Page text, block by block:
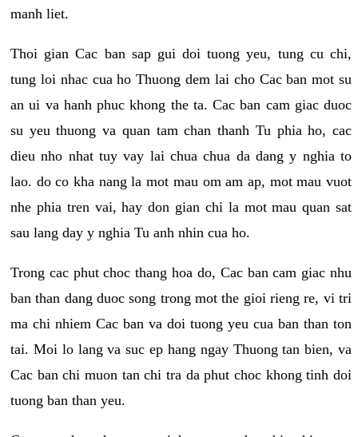
manh liet.
Thoi gian Cac ban sap gui doi tuong yeu, tung cu chi,
tung loi nhac cua ho Thuong dem lai cho Cac ban mot su
an ui va hanh phuc khong the ta. Cac ban cam giac duoc
su yeu thuong va quan tam chan thanh Tu phia ho, cac
dieu nho nhat tuy vay lai chua chua da dang y nghia to
lao. do co kha nang la mot mau om am ap, mot mau vuot
nhe phia tren vai, hay don gian chi la mot mau quan sat
sau lang day y nghia Tu anh nhin cua ho.
Trong cac phut choc thang hoa do, Cac ban cam giac nhu
ban than dang duoc song trong mot the gioi rieng re, vi tri
ma chi nhiem Cac ban va doi tuong yeu cua ban than ton
tai. Moi lo lang va suc ep hang ngay Thuong tan bien, va
Cac ban chi muon tan chi tra da phut choc khong tinh doi
tuong ban than yeu.